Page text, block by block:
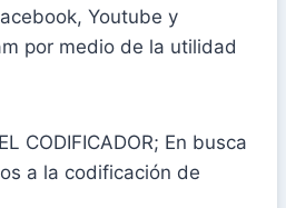
Youtube y
por medio de la utilidad
CODIFICADOR; En busca
a la codificación de